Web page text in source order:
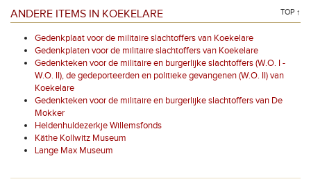
ANDERE ITEMS IN KOEKELARE TOP ↑
Gedenkplaat voor de militaire slachtoffers van Koekelare
Gedenkplaten voor de militaire slachtoffers van Koekelare
Gedenkteken voor de militaire en burgerlijke slachtoffers (W.O. I -
W.O. II), de gedeporteerden en politieke gevangenen (W.O. II) van
Koekelare
Gedenkteken voor de militaire en burgerlijke slachtoffers van De
Mokker
Heldenhuldezerkje Willemsfonds
Käthe Kollwitz Museum
Lange Max Museum